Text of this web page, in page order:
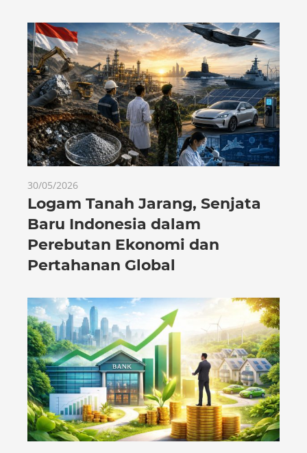
30/05/2026
Logam Tanah Jarang, Senjata
Baru Indonesia dalam
Perebutan Ekonomi dan
Pertahanan Global